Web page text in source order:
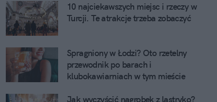
10 najciekawszych miejsc i rzeczy w
Turcji. Te atrakcje trzeba zobaczyć
Spragniony w Łodzi? Oto rzetelny
przewodnik po barach i
klubokawiarniach w tym mieście
Jak wyczyścić nagrobek z lastryko?